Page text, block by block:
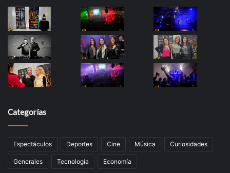
Categorías
Espectáculos Deportes Cine Música Curiosidades
Generales Tecnología Economía